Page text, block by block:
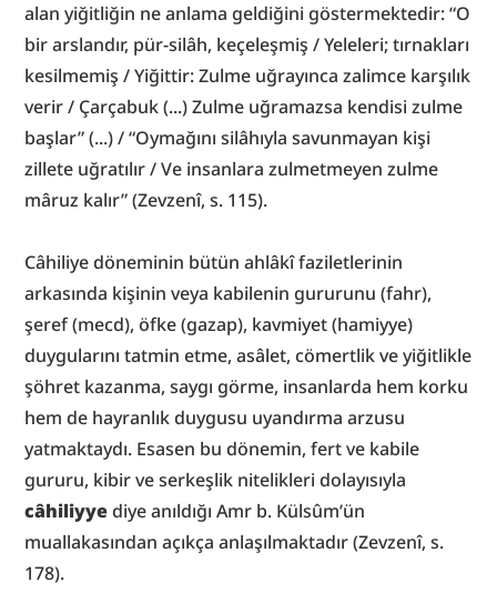
alan yiğitliğin ne anlama geldiğini göstermektedir: “O
bir arslandır, pür-silâh, keçeleşmiş / Yeleleri; tırnakları
kesilmemiş / Yiğittir: Zulme uğrayınca zalimce karşılık
verir / Çarçabuk (...) Zulme uğramazsa kendisi zulme
başlar” (...) / “Oymağını silâhıyla savunmayan kişi
zillete uğratılır / Ve insanlara zulmetmeyen zulme
mâruz kalır” (Zevzenî, s. 115).
Câhiliye döneminin bütün ahlâkî faziletlerinin
arkasında kişinin veya kabilenin gururunu (fahr),
şeref (mecd), öfke (gazap), kavmiyet (hamiyye)
duygularını tatmin etme, asâlet, cömertlik ve yiğitlikle
şöhret kazanma, saygı görme, insanlarda hem korku
hem de hayranlık duygusu uyandırma arzusu
yatmaktaydı. Esasen bu dönemin, fert ve kabile
câhiliyye diye anıldığı Amr b. Külsûm’ün
muallakasından açıkça anlaşılmaktadır (Zevzenî, s.
178).